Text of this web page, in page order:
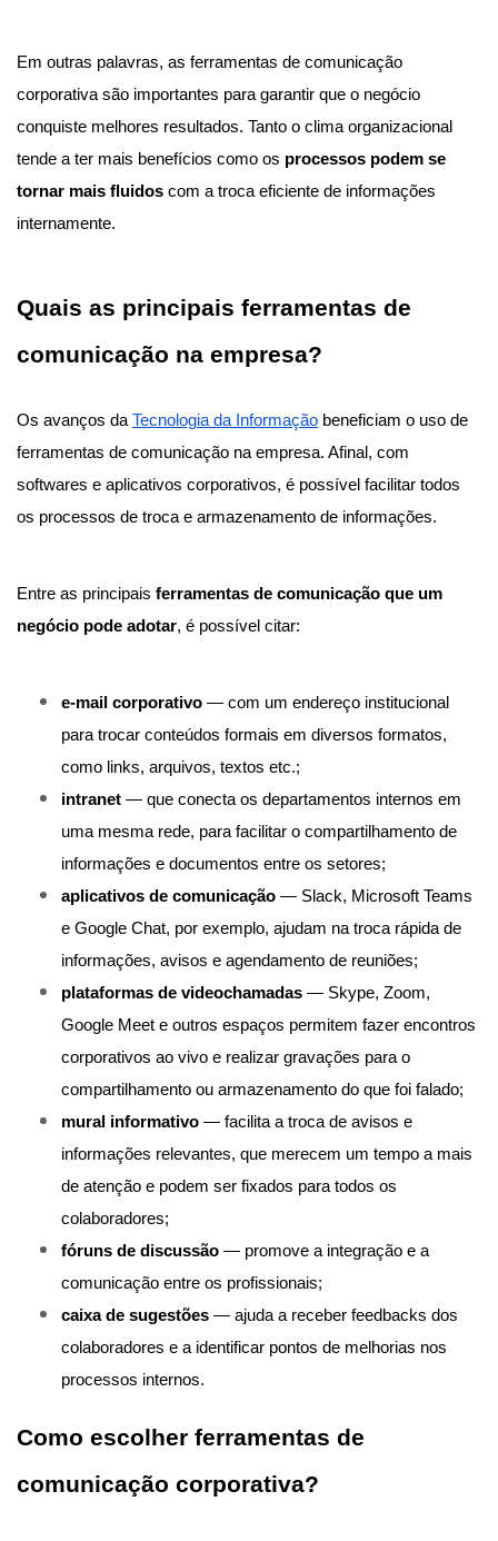
Em outras palavras, as ferramentas de comunicação
corporativa são importantes para garantir que o negócio
conquiste melhores resultados. Tanto o clima organizacional
tende a ter mais benefícios como os processos podem se
tornar mais fluidos com a troca eficiente de informações
internamente.
Quais as principais ferramentas de
comunicação na empresa?
Os avanços da Tecnologia da Informação beneficiam o uso de
ferramentas de comunicação na empresa. Afinal, com
softwares e aplicativos corporativos, é possível facilitar todos
os processos de troca e armazenamento de informações.
Entre as principais ferramentas de comunicação que um
negócio pode adotar, é possível citar:
e-mail corporativo — com um endereço institucional
para trocar conteúdos formais em diversos formatos,
como links, arquivos, textos etc.;
intranet — que conecta os departamentos internos em
uma mesma rede, para facilitar o compartilhamento de
informações e documentos entre os setores;
aplicativos de comunicação — Slack, Microsoft Teams
e Google Chat, por exemplo, ajudam na troca rápida de
informações, avisos e agendamento de reuniões;
plataformas de videochamadas — Skype, Zoom,
Google Meet e outros espaços permitem fazer encontros
corporativos ao vivo e realizar gravações para o
compartilhamento ou armazenamento do que foi falado;
mural informativo — facilita a troca de avisos e
informações relevantes, que merecem um tempo a mais
de atenção e podem ser fixados para todos os
colaboradores;
fóruns de discussão — promove a integração e a
comunicação entre os profissionais;
caixa de sugestões — ajuda a receber feedbacks dos
colaboradores e a identificar pontos de melhorias nos
processos internos.
Como escolher ferramentas de
comunicação corporativa?